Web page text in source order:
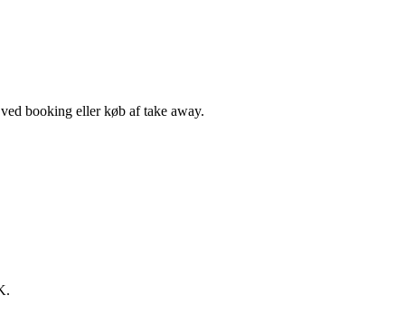
booking eller køb af take away.